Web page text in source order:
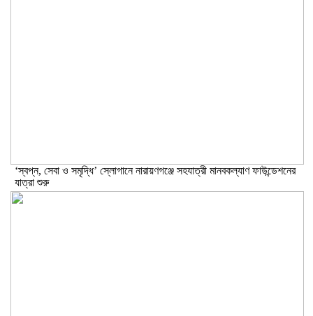
‘স্বপ্ন, সেবা ও সমৃদ্ধি’ স্লোগানে নারায়ণগঞ্জে সহযাত্রী মানবকল্যাণ ফাউন্ডেশনের
যাত্রা শুরু